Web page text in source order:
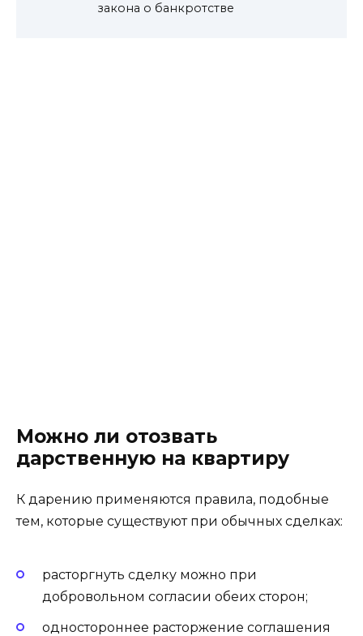
закона о банкротстве
Можно ли отозвать
дарственную на квартиру
К дарению применяются правила, подобные
тем, которые существуют при обычных сделках:
расторгнуть сделку можно при
добровольном согласии обеих сторон;
одностороннее расторжение соглашения